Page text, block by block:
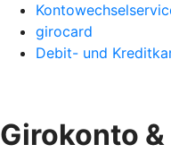
girocard
Debit- und
Girokonto